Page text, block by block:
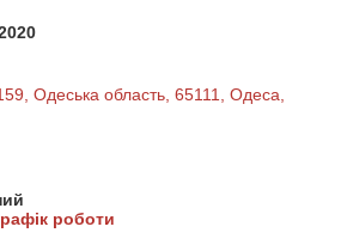
Одеська область, 65111, Одеса,
роботи